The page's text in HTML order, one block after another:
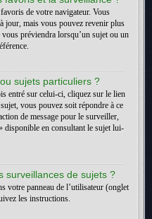
de votre navigateur. Vous
jour, mais vous pouvez revenir plus
préviendra lorsqu’un sujet ou un
sujets particuliers ?
entré sur celui-ci, cliquez sur le lien
vous pouvez soit répondre à ce
de message pour le surveiller,
disponible en consultant le sujet lui-
surveillances de sujets ?
votre panneau de l’utilisateur (onglet
les instructions.